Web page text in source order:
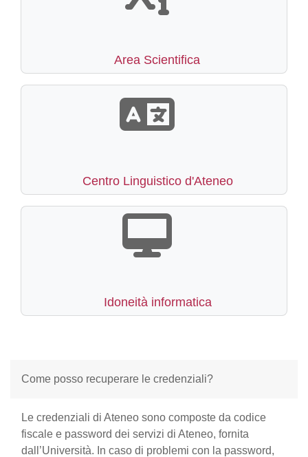
Area Scientifica
Centro Linguistico d'Ateneo
Idoneità informatica
Come posso recuperare le credenziali?
Le credenziali di Ateneo sono composte da codice
fiscale e password dei servizi di Ateneo, fornita
dall’Università. In caso di problemi con la password,